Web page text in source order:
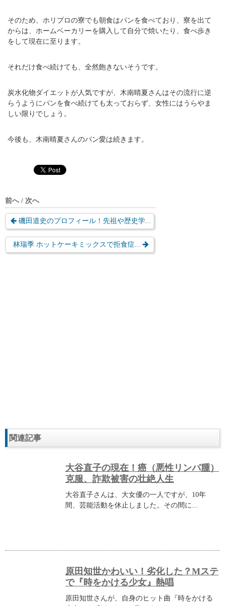
そのため、ホリプロの寮でも朝食はパンを食べており、寮を出て
からは、ホームベーカリーを購入して自分で焼いたり、食べ歩き
をして現在に至ります。
それだけ食べ続けても、全然飽きないそうです。
炭水化物ダイエットが人気ですが、木南晴夏さんはその流行に逆
らうようにパンを食べ続けても太っておらず、女性にはうらやま
しい限りでしょう。
今後も、木南晴夏さんのパン愛は続きます。
前へ / 次へ
磯田道史のプロフィール！先祖や歴史学...
林瑞季 ホットケーキミックスで拒食症...
関連記事
大谷直子の現在！癌（悪性リンパ腫）
克服、詐欺被害の壮絶人生
大谷直子さんは、大女優の一人ですが、10年
間、芸能活動を休止しました。その間に...
原田知世かわいい！劣化した？Mステ
で『時をかける少女』熱唱
原田知世さんが、自身のヒット曲『時をかける